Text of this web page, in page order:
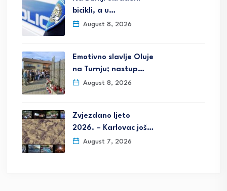
bicikli, a u…
August 8, 2026
Emotivno slavlje Oluje
na Turnju; nastup…
August 8, 2026
Zvjezdano ljeto
2026. – Karlovac još…
August 7, 2026